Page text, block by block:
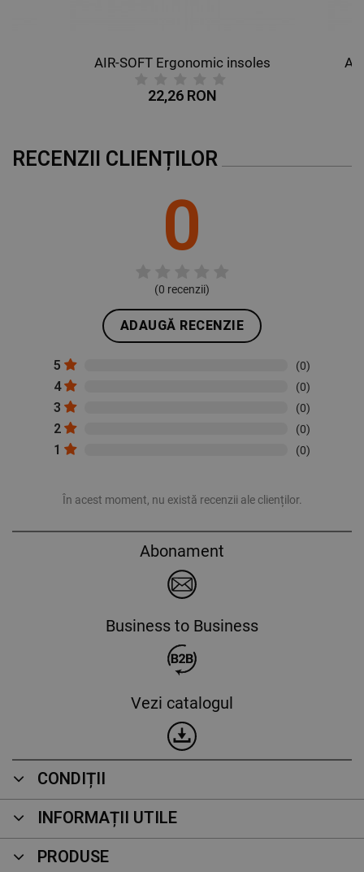
AIR-SOFT Ergonomic insoles
22,26 RON
RECENZII CLIENȚILOR
0
(0 recenzii)
ADAUGĂ RECENZIE
5 (0)
4 (0)
3 (0)
2 (0)
1 (0)
În acest moment, nu există recenzii ale clienților.
Abonament
Business to Business
Vezi catalogul
CONDIȚII
INFORMAȚII UTILE
PRODUSE